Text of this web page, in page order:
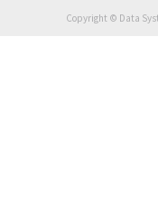
Copyright © Data